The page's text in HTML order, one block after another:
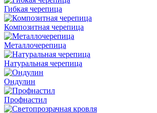
Гибкая черепица
Композитная черепица
Металлочерепица
Натуральная черепица
Ондулин
Профнастил